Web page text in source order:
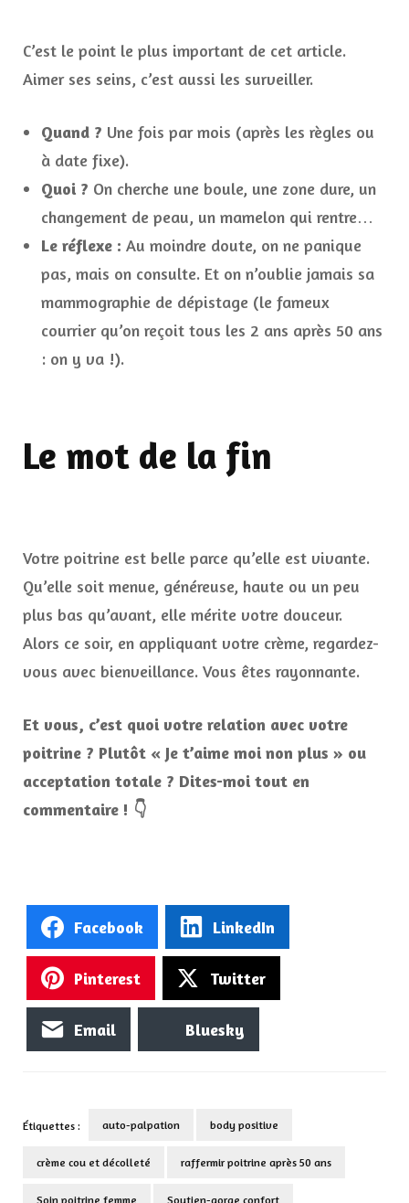
C’est le point le plus important de cet article.
Aimer ses seins, c’est aussi les surveiller.
Quand ? Une fois par mois (après les règles ou
à date fixe).
Quoi ? On cherche une boule, une zone dure, un
changement de peau, un mamelon qui rentre…
Le réflexe : Au moindre doute, on ne panique
pas, mais on consulte. Et on n’oublie jamais sa
mammographie de dépistage (le fameux
courrier qu’on reçoit tous les 2 ans après 50 ans
: on y va !).
Le mot de la fin
Votre poitrine est belle parce qu’elle est vivante.
Qu’elle soit menue, généreuse, haute ou un peu
plus bas qu’avant, elle mérite votre douceur.
Alors ce soir, en appliquant votre crème, regardez-
vous avec bienveillance. Vous êtes rayonnante.
Et vous, c’est quoi votre relation avec votre
poitrine ? Plutôt « Je t’aime moi non plus » ou
acceptation totale ? Dites-moi tout en
commentaire ! 👇
Facebook LinkedIn
Pinterest Twitter
Email Bluesky
Étiquettes : auto-palpation body positive
crème cou et décolleté raffermir poitrine après 50 ans
Soin poitrine femme Soutien-gorge confort